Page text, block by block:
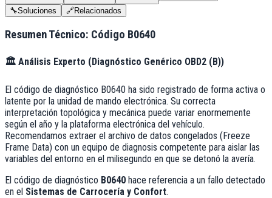
🔧Soluciones 🔗Relacionados
Resumen Técnico: Código B0640
🏛️ Análisis Experto (Diagnóstico Genérico OBD2 (B))
El código de diagnóstico B0640 ha sido registrado de forma activa o
latente por la unidad de mando electrónica. Su correcta
interpretación topológica y mecánica puede variar enormemente
según el año y la plataforma electrónica del vehículo.
Recomendamos extraer el archivo de datos congelados (Freeze
Frame Data) con un equipo de diagnosis competente para aislar las
variables del entorno en el milisegundo en que se detonó la avería.
El código de diagnóstico B0640 hace referencia a un fallo detectado
en el Sistemas de Carrocería y Confort.